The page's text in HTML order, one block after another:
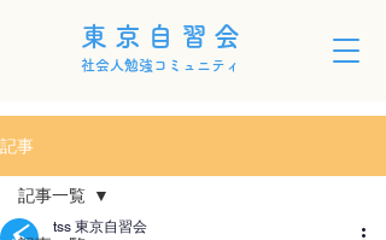
東京自習会
社会人勉強コミュニティ
記事
記事一覧
tss 東京自習会